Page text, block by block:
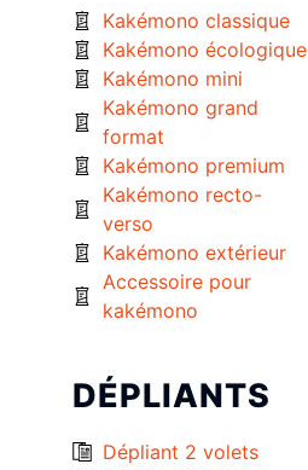
Kakémono classique
Kakémono écologique
Kakémono mini
Kakémono grand
format
Kakémono premium
Kakémono recto-
verso
Kakémono extérieur
Accessoire pour
kakémono
DÉPLIANTS
Dépliant 2 volets